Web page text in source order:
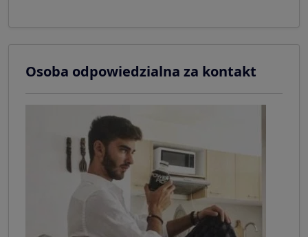
Osoba odpowiedzialna za kontakt